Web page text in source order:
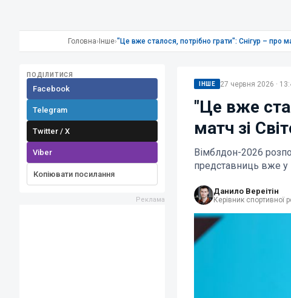
Головна› Інше›"Це вже сталося, потрібно грати": Снігур – про
ПОДІЛИТИСЯ
Facebook
Telegram
Twitter / X
Viber
Копіювати посилання
ІНШЕ 27 червня 2026 ·
"Це вже
матч зі
Вімблдон-2026
представниць вже
Данило Вереітін
Керівник спортивної